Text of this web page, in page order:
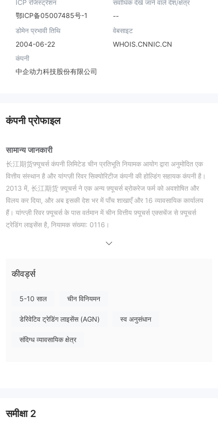
ICP रजिस्ट्रेशन
鄂ICP备05007485号-1
सर्वाधिक देखे जाने वाले देश/क्षेत्र
--
डोमेन प्रभावी तिथि
2004-06-22
वेबसाइट
WHOIS.CNNIC.CN
कंपनी
中企动力科技股份有限公司
कंपनी प्रोफाइल
सामान्य जानकारी
长江期货फ़्यूचर्स कंपनी लिमिटेड चीन प्रतिभूति नियामक आयोग द्वारा अनुमोदित एक
वित्तीय संस्थान है और यांग्त्ज़ी रिवर सिक्योरिटीज कंपनी की होल्डिंग सहायक कंपनी है।
2013 में, 长江期货 फ़्यूचर्स ने एक अन्य फ़्यूचर्स ब्रोकरेज फर्म को अवशोषित और
विलय कर दिया, और अब इसकी देश भर में पाँच शाखाएँ और 16 व्यावसायिक कार्यालय
हैं। यांग्त्ज़ी रिवर फ़्यूचर्स के पास वर्तमान में चीन वित्तीय फ़्यूचर्स एक्सचेंज से फ़्यूचर्स
ट्रेडिंग लाइसेंस है, नियामक संख्या: 0116।
नंबर 0116 के तहत चीन वित्तीय फ़्यूचर्स एक्सचेंज द्वारा विनियमित है। हालाँकि इसके
विवरण, पता या प्रमाणित दस्तावेज़ निर्दिष्ट नहीं करती है। उल्लिखित लाइसेंस प्रकार
कुछ विवरणों के अभाव के बावजूद, 长江期货 वायदा कारोबार के लिए चीनी सरकार द्वारा
उत्पादों
कीवर्ड्स
5-10 साल चीन विनियमन
डेरिवेटिव ट्रेडिंग लाइसेंस (AGN) स्व अनुसंधान
संदिग्ध व्यावसायिक क्षेत्र
समीक्षा2